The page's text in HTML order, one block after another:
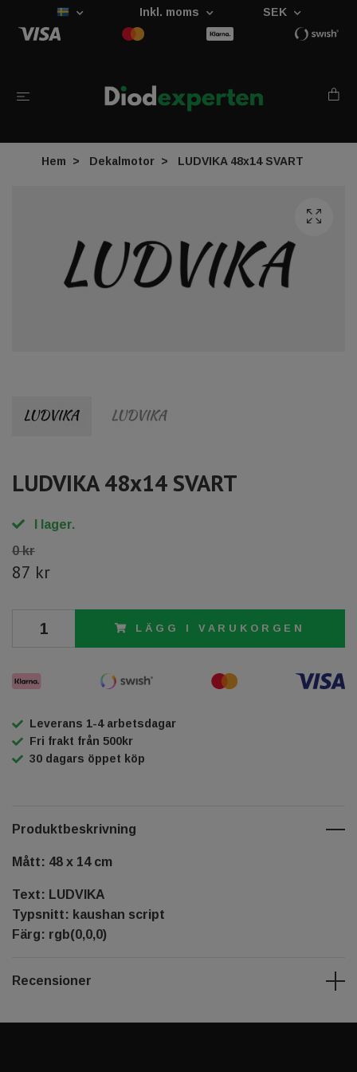
Inkl. moms SEK
Hem Dekalmotor LUDVIKA 48x14 SVART
LUDVIKA 48x14 SVART
I lager.
0 kr
87 kr
LÄGG I VARUKORGEN
Leverans 1-4 arbetsdagar
Fri frakt från 500kr
30 dagars öppet köp
Produktbeskrivning
Mått: 48 x 14 cm
Text: LUDVIKA
Typsnitt: kaushan script
Färg: rgb(0,0,0)
Recensioner